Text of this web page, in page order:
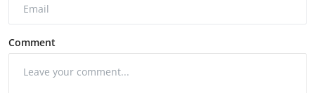
Comment